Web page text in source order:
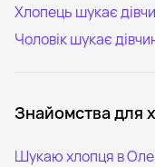
Хлопець шукає
Чоловік шукає
Знайомства для
Шукаю хлопця в